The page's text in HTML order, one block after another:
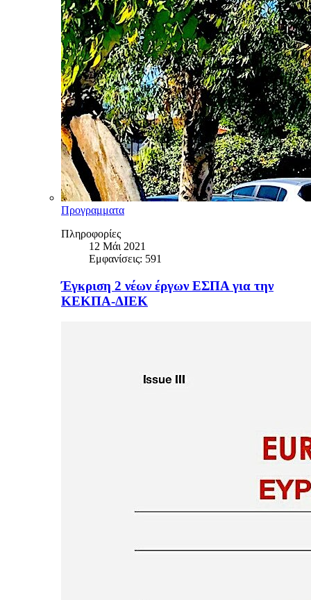
Προγραμματα
Πληροφορίες
12 Μάι 2021
Εμφανίσεις: 591
Έγκριση 2 νέων έργων ΕΣΠΑ για την
ΚΕΚΠΑ-ΔΙΕΚ